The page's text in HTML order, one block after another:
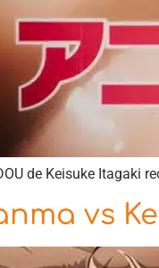
de Keisuke Itagaki
vs